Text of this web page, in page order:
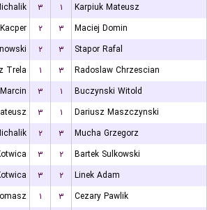
۳ ۱
Karpiuk Mateusz
۲ ۳
Maciej Domin
۲ ۳
Stapor Rafal
Trela
۱ ۳
Radoslaw Chrzescian
۳ ۱
Buczynski Witold
۳ ۱
Dariusz Maszczynski
۲ ۳
Mucha Grzegorz
۳ ۲
Bartek Sulkowski
۳ ۲
Linek Adam
۱ ۳
Cezary Pawlik